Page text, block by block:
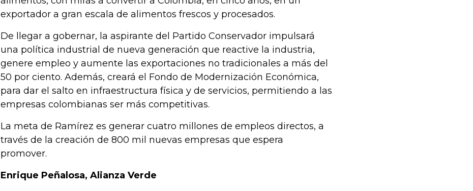
exportador a gran escala de alimentos frescos y procesados.
De llegar a gobernar, la aspirante del Partido Conservador impulsará
una política industrial de nueva generación que reactive la industria,
genere empleo y aumente las exportaciones no tradicionales a más del
50 por ciento. Además, creará el Fondo de Modernización Económica,
para dar el salto en infraestructura física y de servicios, permitiendo a las
empresas colombianas ser más competitivas.
La meta de Ramírez es generar cuatro millones de empleos directos, a
través de la creación de 800 mil nuevas empresas que espera
promover.
Enrique Peñalosa, Alianza Verde